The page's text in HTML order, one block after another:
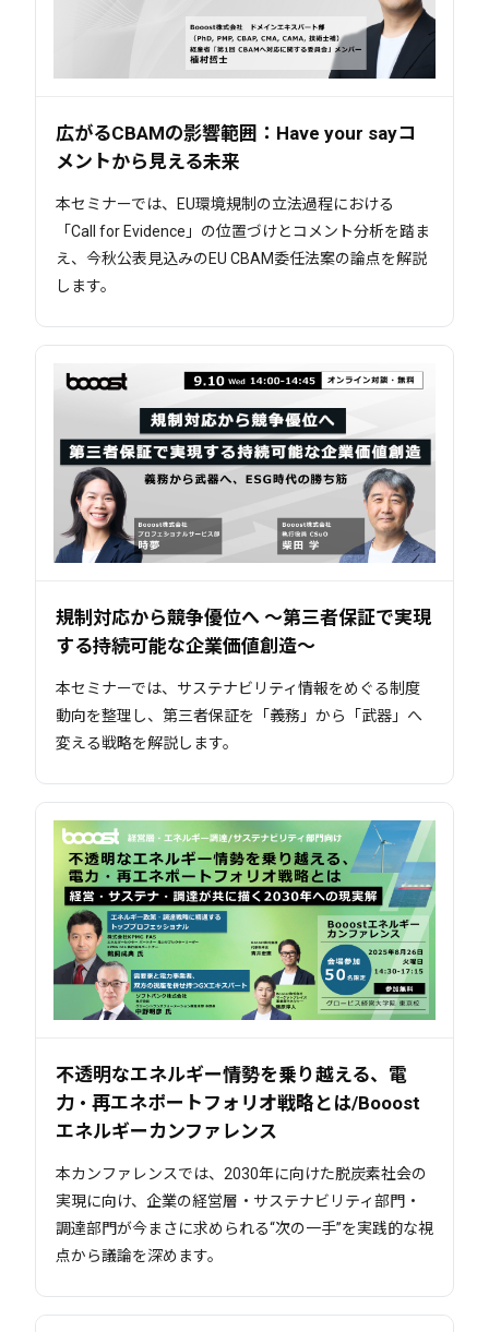
広がるCBAMの影響範囲：Have your sayコ
メントから見える未来
本セミナーでは、EU環境規制の立法過程における
「Call for Evidence」の位置づけとコメント分析を踏ま
え、今秋公表見込みのEU CBAM委任法案の論点を解説
します。
規制対応から競争優位へ ～第三者保証で実現
する持続可能な企業価値創造～
本セミナーでは、サステナビリティ情報をめぐる制度
動向を整理し、第三者保証を「義務」から「武器」へ
変える戦略を解説します。
不透明なエネルギー情勢を乗り越える、電
力・再エネポートフォリオ戦略とは/Booost
エネルギーカンファレンス
本カンファレンスでは、2030年に向けた脱炭素社会の
実現に向け、企業の経営層・サステナビリティ部門・
調達部門が今まさに求められる“次の一手”を実践的な視
点から議論を深めます。